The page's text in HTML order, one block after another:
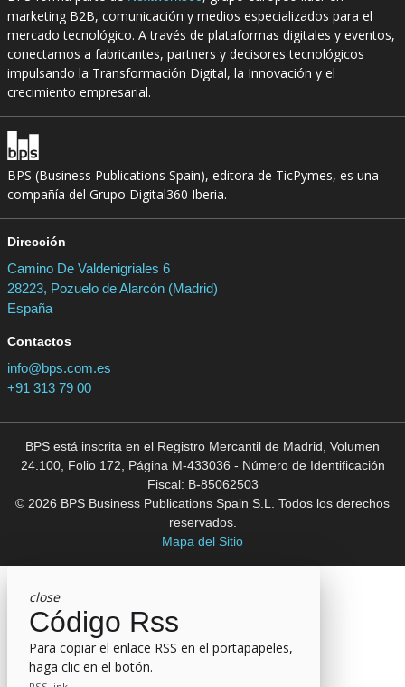
marketing B2B, comunicación y medios especializados para el
mercado tecnológico. A través de plataformas digitales y eventos,
conectamos a fabricantes, partners y decisores tecnológicos
impulsando la Transformación Digital, la Innovación y el
crecimiento empresarial.
BPS (Business Publications Spain), editora de TicPymes, es una
compañía del Grupo Digital360 Iberia.
Dirección
Camino De Valdenigriales 6
28223, Pozuelo de Alarcón (Madrid)
España
Contactos
info@bps.com.es
+91 313 79 00
BPS está inscrita en el Registro Mercantil de Madrid, Volumen
24.100, Folio 172, Página M-433036 - Número de Identificación
Fiscal: B-85062503
© 2026 BPS Business Publications Spain S.L. Todos los derechos
reservados.
Mapa del Sitio
close
Código Rss
Para copiar el enlace RSS en el portapapeles,
haga clic en el botón.